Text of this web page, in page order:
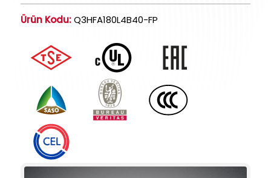
Ürün Kodu:Q3HFA180L4B40-FP